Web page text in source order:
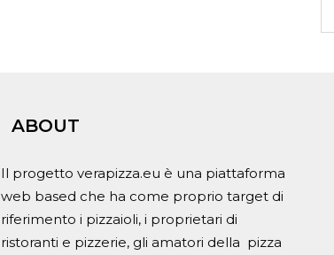
ABOUT
Il progetto verapizza.eu è una piattaforma
web based che ha come proprio target di
riferimento i pizzaioli, i proprietari di
ristoranti e pizzerie, gli amatori della pizza